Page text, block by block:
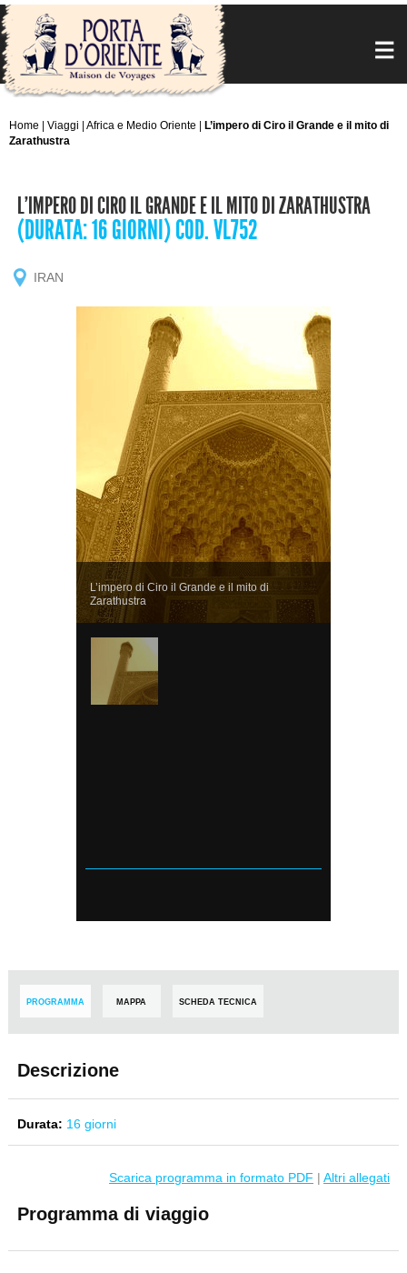
Home Viaggi Africa e Medio Oriente
L’impero di Ciro il Grande e il mito di
Zarathustra
L’IMPERO DI CIRO IL GRANDE E IL MITO DI ZARATHUSTRA
(DURATA: 16 GIORNI) COD. VL752
IRAN
L’impero di Ciro il Grande e il mito di
Zarathustra
PROGRAMMA MAPPA SCHEDA TECNICA
Descrizione
Durata: 16 giorni
Scarica programma in formato PDF | Altri allegati
Programma di viaggio